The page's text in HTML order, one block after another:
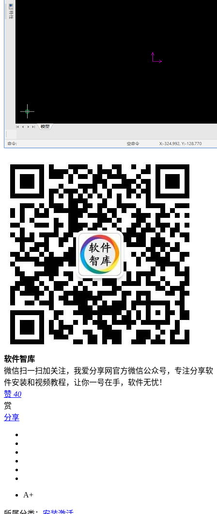
软件智库
微信扫一扫加关注，我爱分享网官方微信公众号，专注分享软
件安装和视频教程，让你一号在手，软件无忧！
赞 40
赏
分享
A+